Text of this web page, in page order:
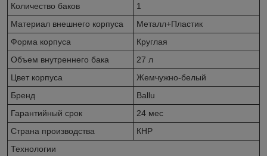
Количество баков
1
Материал внешнего корпуса
Металл+Пластик
Форма корпуса
Круглая
Объем внутреннего бака
27 л
Цвет корпуса
Жемчужно-белый
Бренд
Ballu
Гарантийный срок
24 мес
Страна производства
КНР
Технологии